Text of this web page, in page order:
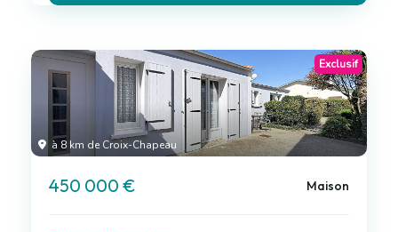
à 8 km de Croix-Chapeau
Exclusif
450 000 € Maison